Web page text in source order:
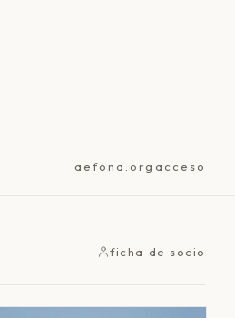
aefona.org acceso
ficha de socio